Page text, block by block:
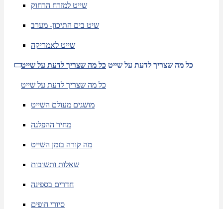
שייט למזרח הרחוק
שיט בים התיכון- מערב
שייט לאמריקה
כל מה שצריך לדעת על שייט כל מה שצריך לדעת על שייט
כל מה שצריך לדעת על שייט
מושגים מעולם השייט
מחיר ההפלגה
מה קורה בזמן השייט
שאלות ותשובות
חדרים בספינה
סיורי חופים